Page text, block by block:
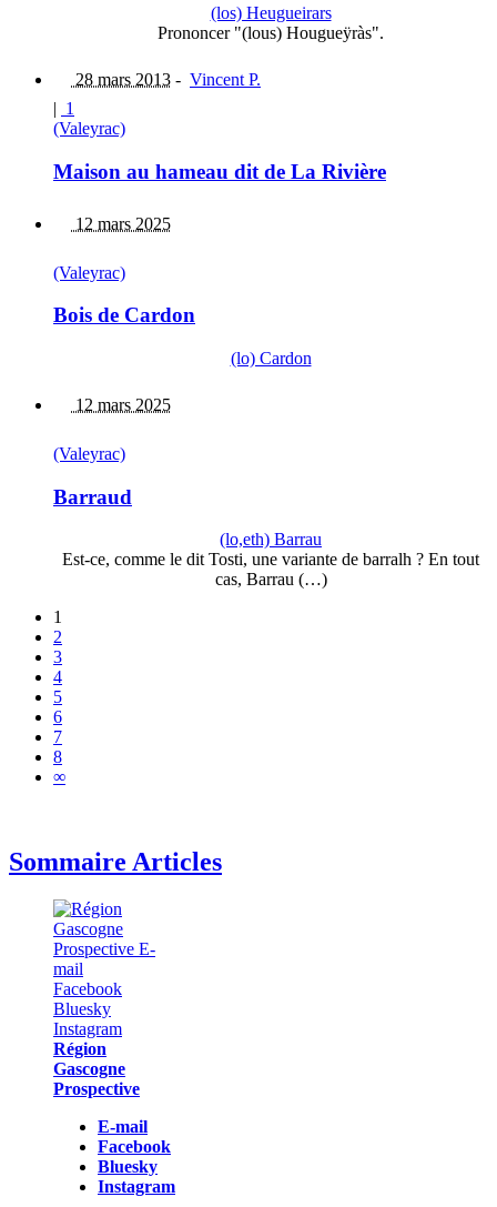
(los) Heugueirars
Prononcer "(lous) Hougueÿràs".
28 mars 2013 - Vincent P.
| 1
(Valeyrac)
Maison au hameau dit de La Rivière
12 mars 2025
(Valeyrac)
Bois de Cardon
(lo) Cardon
12 mars 2025
(Valeyrac)
Barraud
(lo,eth) Barrau
Est-ce, comme le dit Tosti, une variante de barralh ? En tout
cas, Barrau (…)
1
2
3
4
5
6
7
8
∞
Sommaire Articles
Région
Gascogne
Prospective
E-mail
Facebook
Bluesky
Instagram